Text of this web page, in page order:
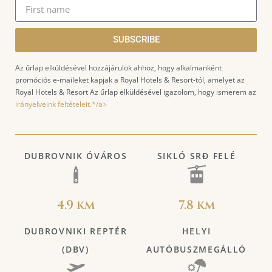
SUBSCRIBE
Az űrlap elküldésével hozzájárulok ahhoz, hogy alkalmanként
promóciós e-maileket kapjak a Royal Hotels & Resort-tól, amelyet az
Royal Hotels & Resort Az űrlap elküldésével igazolom, hogy ismerem az
irányelveink feltételeit.*/a>
DUBROVNIK ÓVÁROS
4.9 km
SIKLÓ SRĐ FELÉ
7.8 km
DUBROVNIKI REPTÉR
(DBV)
HELYI
AUTÓBUSZMEGÁLLÓ